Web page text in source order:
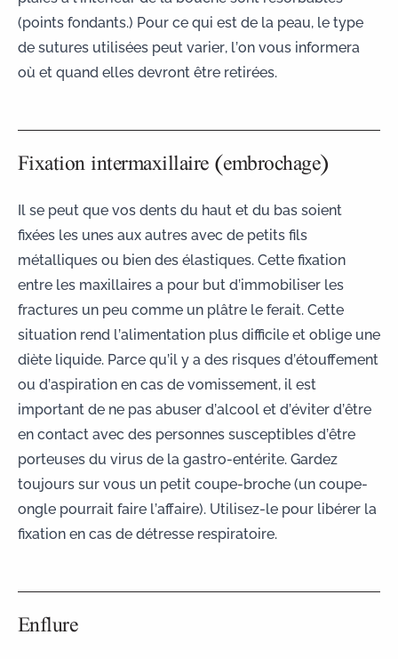
(points fondants.) Pour ce qui est de la peau, le type
de sutures utilisées peut varier, l’on vous informera
où et quand elles devront être retirées.
Fixation intermaxillaire (embrochage)
Il se peut que vos dents du haut et du bas soient
fixées les unes aux autres avec de petits fils
métalliques ou bien des élastiques. Cette fixation
entre les maxillaires a pour but d’immobiliser les
fractures un peu comme un plâtre le ferait. Cette
situation rend l’alimentation plus difficile et oblige une
diète liquide. Parce qu’il y a des risques d’étouffement
ou d’aspiration en cas de vomissement, il est
important de ne pas abuser d’alcool et d’éviter d’être
en contact avec des personnes susceptibles d’être
porteuses du virus de la gastro-entérite. Gardez
toujours sur vous un petit coupe-broche (un coupe-
ongle pourrait faire l’affaire). Utilisez-le pour libérer la
fixation en cas de détresse respiratoire.
Enflure